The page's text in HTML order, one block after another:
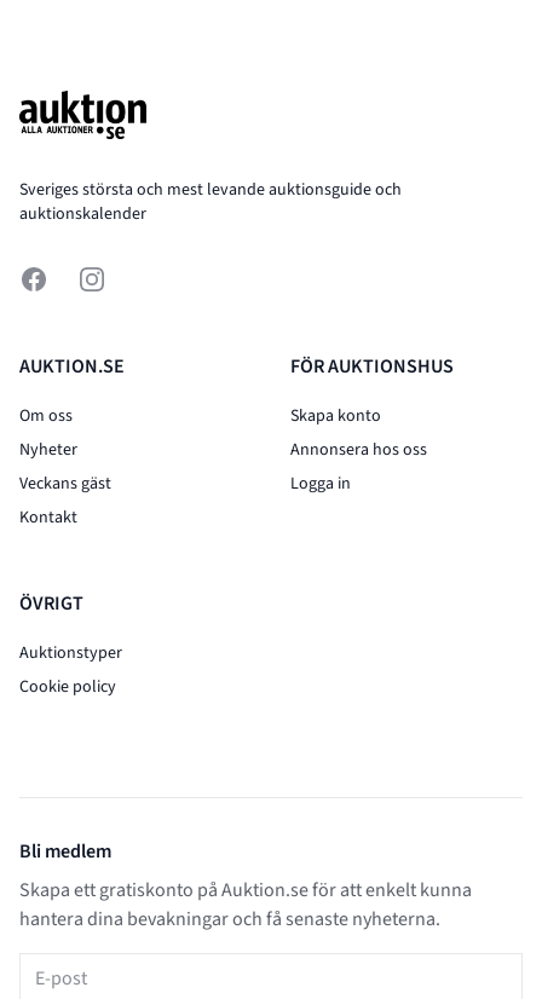
Sveriges största och mest levande auktionsguide och
auktionskalender
FacebookInstagram
AUKTION.SE
Om oss
Nyheter
Veckans gäst
Kontakt
ÖVRIGT
Auktionstyper
Cookie policy
FÖR AUKTIONSHUS
Skapa konto
Annonsera hos oss
Logga in
Bli medlem
Skapa ett gratiskonto på Auktion.se för att enkelt kunna
hantera dina bevakningar och få senaste nyheterna.
E-post